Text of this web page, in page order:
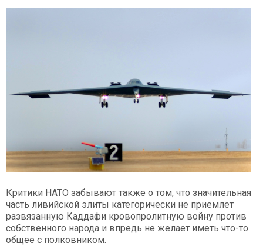
Критики НАТО забывают также о том, что значительная
часть ливийской элиты категорически не приемлет
развязанную Каддафи кровопролитную войну против
собственного народа и впредь не желает иметь что-то
общее с полковником.